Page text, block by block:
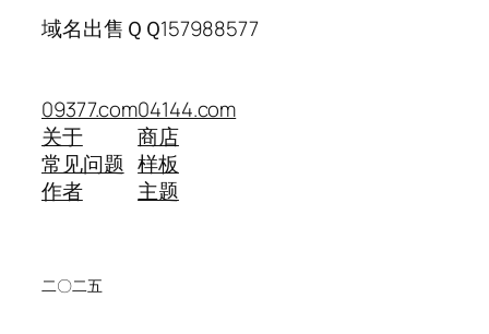
域名出售ＱＱ157988577
09377.com
关于
常见问题
作者
04144.com
商店
样板
主题
二〇二五